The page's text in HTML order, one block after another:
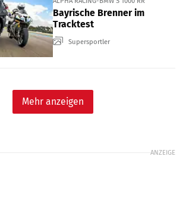
Bayrische Brenner im
Tracktest
Supersportler
Mehr anzeigen
ANZEIGE